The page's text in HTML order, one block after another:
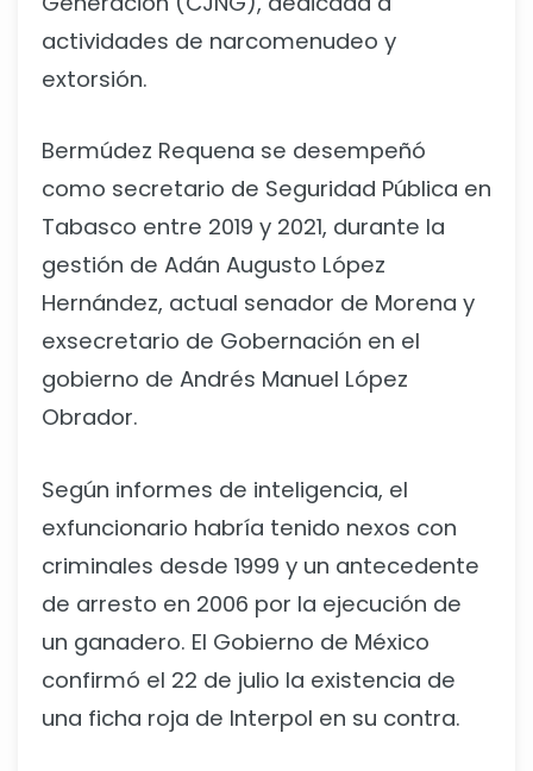
actividades de narcomenudeo y
extorsión.
Bermúdez Requena se desempeñó
como secretario de Seguridad Pública en
Tabasco entre 2019 y 2021, durante la
gestión de Adán Augusto López
Hernández, actual senador de Morena y
exsecretario de Gobernación en el
gobierno de Andrés Manuel López
Obrador.
Según informes de inteligencia, el
exfuncionario habría tenido nexos con
criminales desde 1999 y un antecedente
de arresto en 2006 por la ejecución de
un ganadero. El Gobierno de México
confirmó el 22 de julio la existencia de
una ficha roja de Interpol en su contra.